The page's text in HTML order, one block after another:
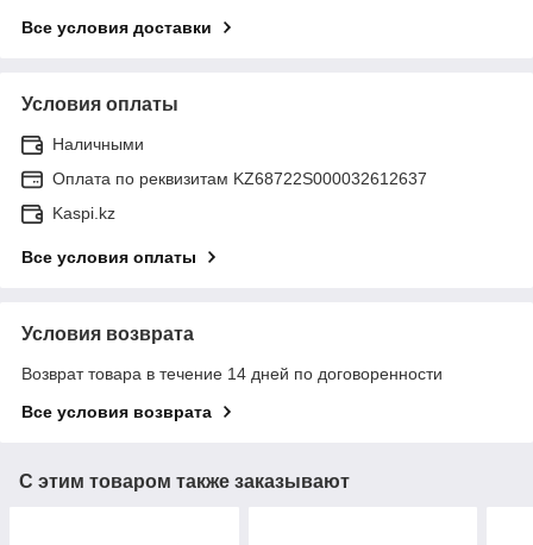
Все условия доставки
Условия оплаты
Наличными
Оплата по реквизитам KZ68722S000032612637
Kaspi.kz
Все условия оплаты
Условия возврата
Возврат товара в течение 14 дней по договоренности
Все условия возврата
С этим товаром также заказывают